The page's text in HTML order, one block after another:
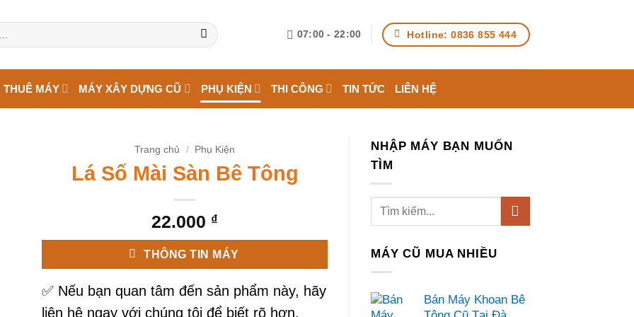
07:00 - 22:00 Hotline: 0836 855 444
THUÊ MÁY MÁY XÂY DỰNG CŨ PHỤ KIỆN THI CÔNG TIN TỨC LIÊN HỆ
Trang chủ / Phụ Kiện
Lá Số Mài Sàn Bê Tông
22.000 ₫
THÔNG TIN MÁY
✅ Nếu bạn quan tâm đến sản phẩm này, hãy
liên hệ ngay với chúng tôi để biết rõ hơn.
NHẬP MÁY BẠN MUỐN
TÌM
MÁY CŨ MUA NHIỀU
Bán Máy Khoan Bê